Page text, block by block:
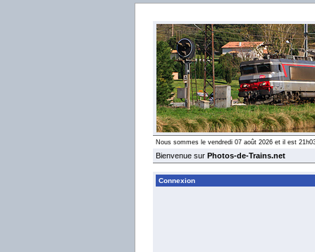
Nous sommes le vendredi 07 août 2026 et il est
Bienvenue sur Photos-de-Trains.net
Connexion